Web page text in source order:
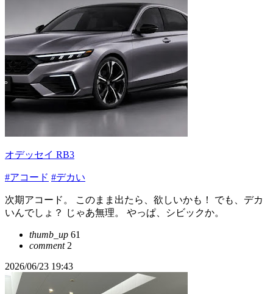
オデッセイ RB3
#アコード #デカい
次期アコード。 このまま出たら、欲しいかも！ でも、デカ
いんでしょ？ じゃあ無理。 やっぱ、シビックか。
thumb_up 61
comment2
2026/06/23 19:43